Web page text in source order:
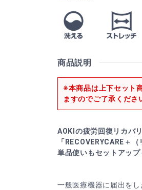
商品説明
※本商品は上下セット
ますのでご了承くださ
AOKIの疲労回復リカバ
「RECOVERYCARE＋
単品使いもセットアッ
一般医療機器に届出を